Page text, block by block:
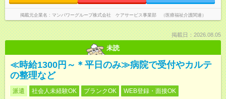
掲載元企業名 マンパワーグループ株式会社 ケアサービス事業部 （医療福祉介護関連）
掲載日：2026.08.05
未読
≪時給1300円～＊平日のみ≫病院で受付やカルテ
の整理など
派遣 社会人未経験OK ブランクOK WEB登録・面接OK